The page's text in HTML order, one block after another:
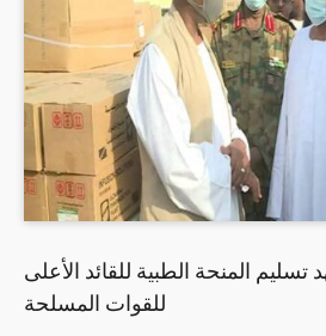
المنحة الطبية للقائد الأعلى
للقوات المسلحة